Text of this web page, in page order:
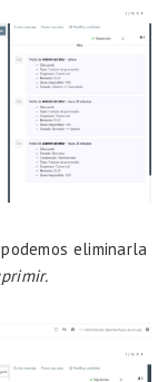
eliminarla